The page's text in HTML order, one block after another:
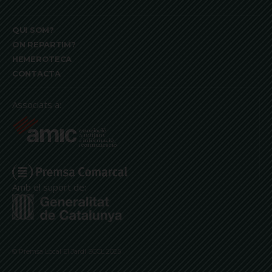
QUI SOM?
ON REPARTIM?
HEMEROTECA
CONTACTA
Associats a:
Amb el suport de:
© Premsa Local El Jardí SCCL 2025